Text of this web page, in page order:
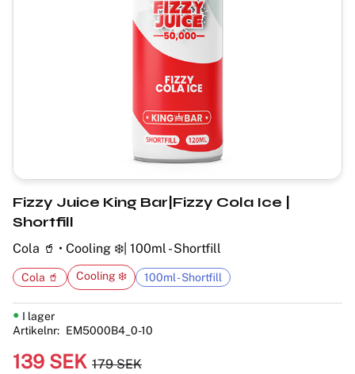
Fizzy Juice King Bar|Fizzy Cola Ice |
Shortfill
Cola 🥤 • Cooling ❄️| 100ml - Shortfill
Nedsatt pris:
139 SEK Ordinarie pris:
179SEK
I lager
Artikelnr
EM5000B4_0-10
Cola 🥤 Cooling ❄️ 100ml - Shortfill